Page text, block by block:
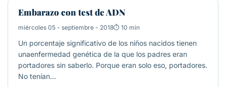
Embarazo con test de ADN
miércoles 05 - septiembre - 2018 10 min
Un porcentaje significativo de los niños nacidos tienen
unaenfermedad genética de la que los padres eran
portadores sin saberlo. Porque eran solo eso, portadores.
No tenían…